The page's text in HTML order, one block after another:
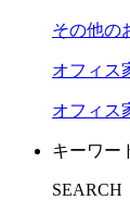
その他の
オフィス
オフィス
キーワー
SEARCH